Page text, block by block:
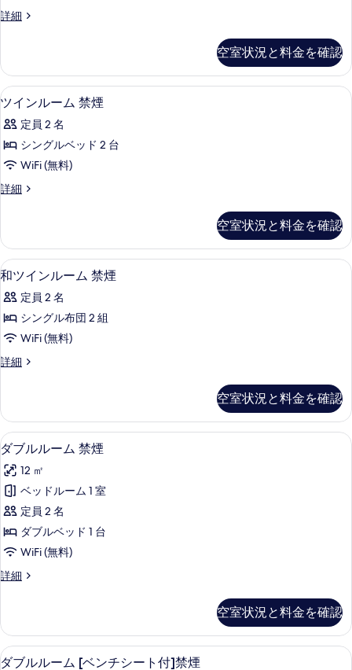
り
条
件
ム
フ
ァ
ー
付]
禁
煙
の
て
の
写
真
を
示
る
詳細
ダ
ー
ム
[ソ
ァ
ー
禁
煙
の
空室状況と料金を確認
ツ
イ
ン
ル
ム
煙
の
す
べ
て
の
写
表
示
す
る
ツインルーム 禁煙 | デスク、WiFi (無
5
ツインルーム 禁煙
定員 2 名
シングルベッド 2 台
WiFi (無料)
詳細
ツ
ー
ム
禁
の
詳
空室状況と料金を確認
和
ツ
イ
ン
ー
禁
煙
の
す
べ
て
の
写
真
示
す
和ツインルーム 禁煙 | デスク、WiFi (
4
和ツインルーム 禁煙
定員 2 名
シングル布団 2 組
WiFi (無料)
詳細
和
ル
ー
ム
禁
煙
の
詳
細
空室状況と料金を確認
ダ
ブ
ル
ル
ー
ム
煙
す
べ
て
4
ダブルルーム 禁煙
12 ㎡
ベッドルーム 1 室
定員 2 名
ダブルベッド 1 台
WiFi (無料)
詳細
ダ
ー
ム
禁
空室状況と料金を確認
ダ
ダブルルーム [ベンチシート付]禁煙 |
6
ダブルルーム [ベンチシート付]禁煙